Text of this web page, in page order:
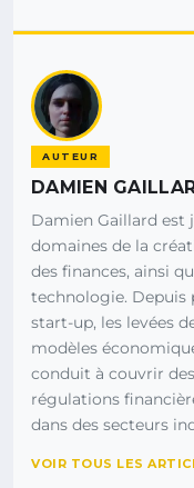
AUTEUR
DAMIEN
Damien Gaillard est
domaines de la
des finances, ainsi
technologie. Depuis
start-up, les levées
modèles
conduit à couvrir
régulations
dans des secteurs
VOIR TOUS LES